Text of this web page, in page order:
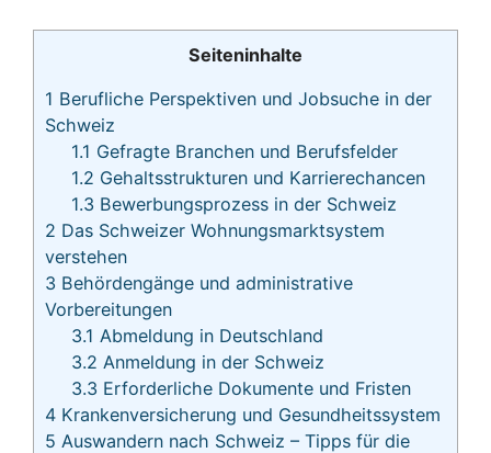
Seiteninhalte
1 Berufliche Perspektiven und Jobsuche in der
Schweiz
1.1 Gefragte Branchen und Berufsfelder
1.2 Gehaltsstrukturen und Karrierechancen
1.3 Bewerbungsprozess in der Schweiz
2 Das Schweizer Wohnungsmarktsystem
verstehen
3 Behördengänge und administrative
Vorbereitungen
3.1 Abmeldung in Deutschland
3.2 Anmeldung in der Schweiz
3.3 Erforderliche Dokumente und Fristen
4 Krankenversicherung und Gesundheitssystem
5 Auswandern nach Schweiz – Tipps für die